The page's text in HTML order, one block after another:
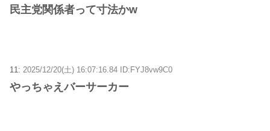
民主党関係者って寸法かw
11: 2025/12/20(土) 16:07:16.84 ID:FYJ8vw9C0
やっちゃえバーサーカー